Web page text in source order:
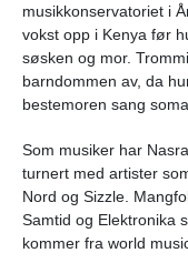
musikkonservatoriet i
vokst opp i Kenya før
søsken og mor.
barndommen av, da
bestemoren sang
Som musiker har
turnert med artister
Nord og Sizzle.
Samtid og Elektronika
kommer fra world